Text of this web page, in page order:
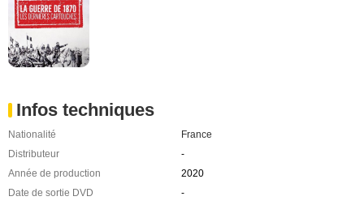
Infos techniques
Nationalité
France
Distributeur
-
Année de production
2020
Date de sortie DVD
-